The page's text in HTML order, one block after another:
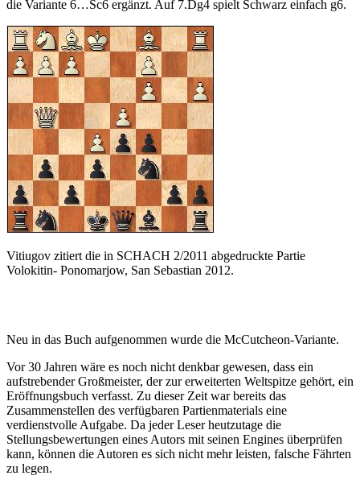
die Variante 6…Sc6 ergänzt. Auf 7.Dg4 spielt Schwarz einfach g6.
Vitiugov zitiert die in SCHACH 2/2011 abgedruckte Partie
Volokitin- Ponomarjow, San Sebastian 2012.
Neu in das Buch aufgenommen wurde die McCutcheon-Variante.
Vor 30 Jahren wäre es noch nicht denkbar gewesen, dass ein
aufstrebender Großmeister, der zur erweiterten Weltspitze gehört, ein
Eröffnungsbuch verfasst. Zu dieser Zeit war bereits das
Zusammenstellen des verfügbaren Partienmaterials eine
verdienstvolle Aufgabe. Da jeder Leser heutzutage die
Stellungsbewertungen eines Autors mit seinen Engines überprüfen
kann, können die Autoren es sich nicht mehr leisten, falsche Fährten
zu legen.